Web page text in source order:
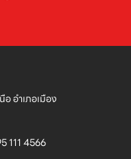
อำเภอเมือง
111 4566